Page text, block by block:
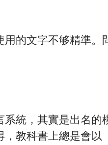
用的文字不够精準。
系統，其實是出名的
，教科書上總是會以